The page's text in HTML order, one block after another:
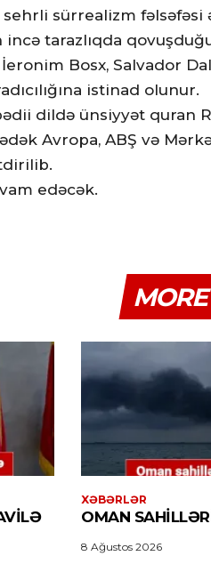
sürrealizm fəlsəfəsi
tarazlıqda
Bosx, Salvador
istinad olunur.
dildə ünsiyyət quran
Avropa, ABŞ və
edəcək.
XƏBƏRLƏR
OMAN
8 Ağustos 2026